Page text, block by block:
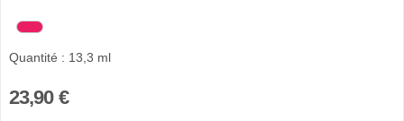
Quantité : 13,3 ml
23,90 €